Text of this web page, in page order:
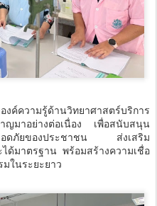
ความรู้ด้านวิทยาศาสตร์บริการ
าญมาอย่างต่อเนื่อง เพื่อสนับสนุน
ลอดภัยของประชาชน ส่งเสริม
มาตรฐาน พร้อมสร้างความเชื่อ
ในระยะยาว